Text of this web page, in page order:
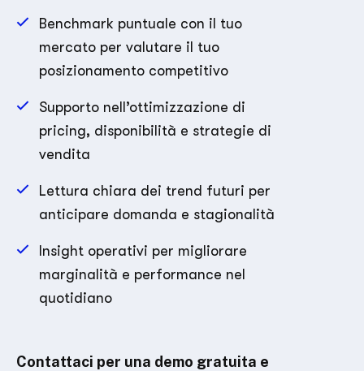
Benchmark puntuale con il tuo
mercato per valutare il tuo
posizionamento competitivo
Supporto nell’ottimizzazione di
pricing, disponibilità e strategie di
vendita
Lettura chiara dei trend futuri per
anticipare domanda e stagionalità
Insight operativi per migliorare
marginalità e performance nel
quotidiano
Contattaci per una demo gratuita e